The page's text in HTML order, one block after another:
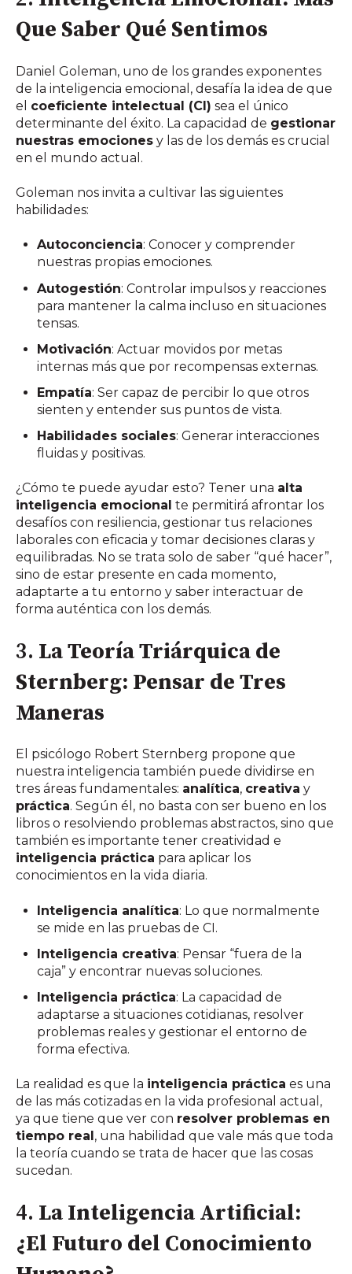
Que Saber Qué Sentimos
Daniel Goleman, uno de los grandes exponentes
de la inteligencia emocional, desafía la idea de que
el coeficiente intelectual (CI) sea el único
determinante del éxito. La capacidad de gestionar
nuestras emociones y las de los demás es crucial
en el mundo actual.
Goleman nos invita a cultivar las siguientes
habilidades:
Autoconciencia: Conocer y comprender
nuestras propias emociones.
Autogestión: Controlar impulsos y reacciones
para mantener la calma incluso en situaciones
tensas.
Motivación: Actuar movidos por metas
internas más que por recompensas externas.
Empatía: Ser capaz de percibir lo que otros
sienten y entender sus puntos de vista.
Habilidades sociales: Generar interacciones
fluidas y positivas.
¿Cómo te puede ayudar esto? Tener una alta
inteligencia emocional te permitirá afrontar los
desafíos con resiliencia, gestionar tus relaciones
laborales con eficacia y tomar decisiones claras y
equilibradas. No se trata solo de saber “qué hacer”,
sino de estar presente en cada momento,
adaptarte a tu entorno y saber interactuar de
forma auténtica con los demás.
3. La Teoría Triárquica de
Sternberg: Pensar de Tres
Maneras
El psicólogo Robert Sternberg propone que
nuestra inteligencia también puede dividirse en
tres áreas fundamentales: analítica, creativa y
práctica. Según él, no basta con ser bueno en los
libros o resolviendo problemas abstractos, sino que
también es importante tener creatividad e
inteligencia práctica para aplicar los
conocimientos en la vida diaria.
Inteligencia analítica: Lo que normalmente
se mide en las pruebas de CI.
Inteligencia creativa: Pensar “fuera de la
caja” y encontrar nuevas soluciones.
Inteligencia práctica: La capacidad de
adaptarse a situaciones cotidianas, resolver
problemas reales y gestionar el entorno de
forma efectiva.
La realidad es que la inteligencia práctica es una
de las más cotizadas en la vida profesional actual,
ya que tiene que ver con resolver problemas en
tiempo real , una habilidad que vale más que toda
la teoría cuando se trata de hacer que las cosas
sucedan.
4. La Inteligencia Artificial:
¿El Futuro del Conocimiento